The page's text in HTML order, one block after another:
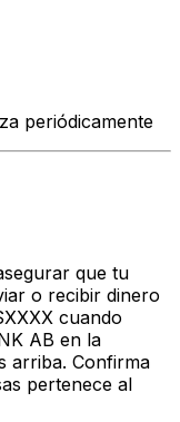
periódicamente
que tu
o recibir dinero
cuando
AB en la
arriba. Confirma
pertenece al